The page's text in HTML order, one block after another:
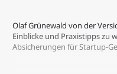
Olaf Grünewald von der
Einblicke und Praxistipps zu
Absicherungen für Startup-